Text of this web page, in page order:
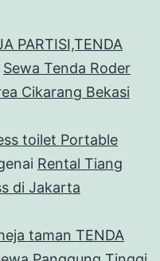
PARTISI,TENDA
Sewa Tenda Roder
Cikarang Bekasi
toilet Portable
Rental Tiang
di Jakarta
taman TENDA